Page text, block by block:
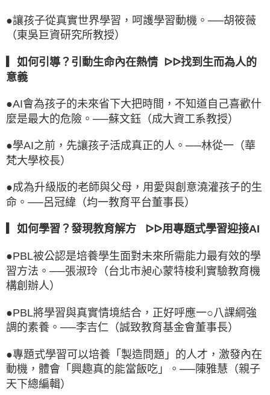
●讓孩子從真實世界學習，呵護學習動機。──胡筱薇
（東吳巨資研究所教授）
▎如何引導？引動生命內在熱情 ᐅᐅ找到生而為人的
意義
●AI會為孩子的未來省下大把時間，不知道自己喜歡什
麼是最大的危險。──蘇文鈺（成大資工系教授）
●學AI之前，先讓孩子活成真正的人。──林從一（華
梵大學校長）
●成為升級版的老師與父母，用愛與創意澆灌孩子的生
命。──呂冠緯（均一教育平台董事長）
▎如何學習？發現教育解方 ᐅᐅ用專題式學習迎接AI
●PBL被公認是培養學生面對未來所需能力最有效的學
習方法。──張淑玲（台北市昶心蒙特梭利實驗教育機
構創辦人）
●PBL將學習與真實情境結合，正好呼應一○八課綱強
調的素養。──李吉仁（誠致教育基金會董事長）
●專題式學習可以培養「製造問題」的人才，激發內在
動機，體會「興趣真的能當飯吃」。──陳雅慧（親子
天下總編輯）